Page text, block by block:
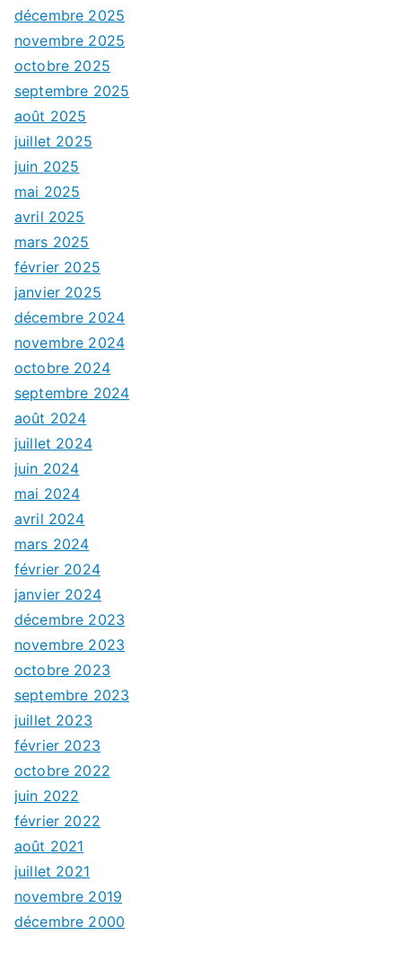
décembre 2025
novembre 2025
octobre 2025
septembre 2025
août 2025
juillet 2025
juin 2025
mai 2025
avril 2025
mars 2025
février 2025
janvier 2025
décembre 2024
novembre 2024
octobre 2024
septembre 2024
août 2024
juillet 2024
juin 2024
mai 2024
avril 2024
mars 2024
février 2024
janvier 2024
décembre 2023
novembre 2023
octobre 2023
septembre 2023
juillet 2023
février 2023
octobre 2022
juin 2022
février 2022
août 2021
juillet 2021
novembre 2019
décembre 2000